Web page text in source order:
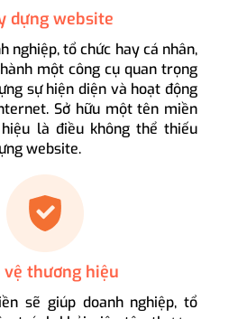
dựng website
nghiệp, tổ chức hay cá nhân,
một công cụ quan trọng
sự hiện diện và hoạt động
Sở hữu một tên miền
là điều không thể thiếu
website.
vệ thương hiệu
sẽ giúp doanh nghiệp, tổ